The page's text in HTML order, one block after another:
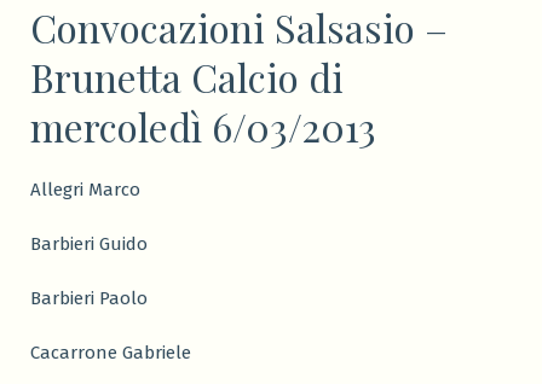
Convocazioni Salsasio –
Brunetta Calcio di
mercoledì 6/03/2013
Allegri Marco
Barbieri Guido
Barbieri Paolo
Cacarrone Gabriele